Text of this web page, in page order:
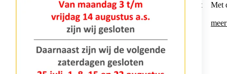
Of het nu in je eigen tuin is of voor professioneel gebruik – met
de accumachines van STIHL ben je klaar voor elke uitdaging.
Met